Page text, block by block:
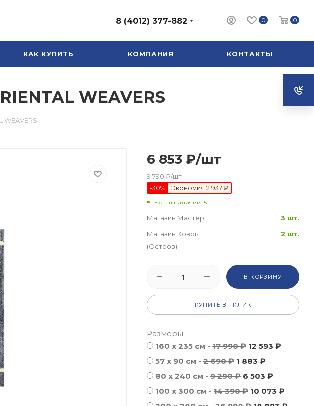
0 0
8 (4012) 377-882
КАК КУПИТЬ КОМПАНИЯ КОНТАКТЫ
WEAVERS
WEAVERS
6 853 ₽/шт
9 790₽/шт
-30% Экономия 2 937 ₽
Есть в наличии: 5
Магазин Мастер
3 шт.
Магазин Ковры
(Остров)
2 шт.
В КОРЗИНУ
КУПИТЬ В 1 КЛИК
Размеры:
160 x 235 см - 17 990 ₽ 12 593 ₽
57 х 90 см - 2 690 ₽ 1 883 ₽
80 x 240 см - 9 290 ₽ 6 503 ₽
100 x 300 см - 14 390 ₽ 10 073 ₽